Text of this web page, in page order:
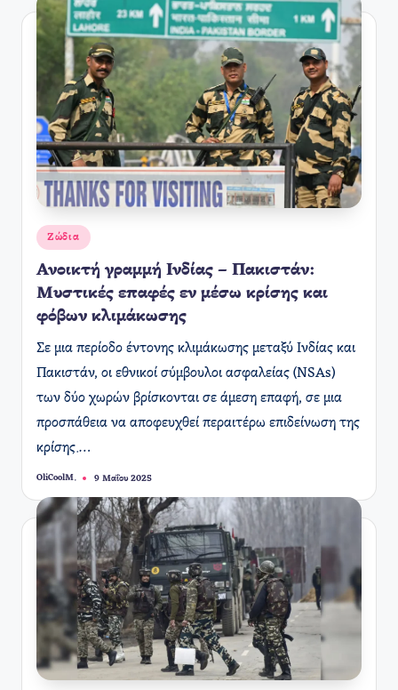
Αναρτήθηκε
Ζώδια
Ανοικτή γραμμή Ινδίας – Πακιστάν:
Μυστικές επαφές εν μέσω κρίσης και
φόβων κλιμάκωσης
Σε μια περίοδο έντονης κλιμάκωσης μεταξύ Ινδίας και
Πακιστάν, οι εθνικοί σύμβουλοι ασφαλείας (NSAs)
των δύο χωρών βρίσκονται σε άμεση επαφή, σε μια
προσπάθεια να αποφευχθεί περαιτέρω επιδείνωση της
κρίσης.…
Συγγραφέας:
OliCoolM. 9 Μαΐου 2025